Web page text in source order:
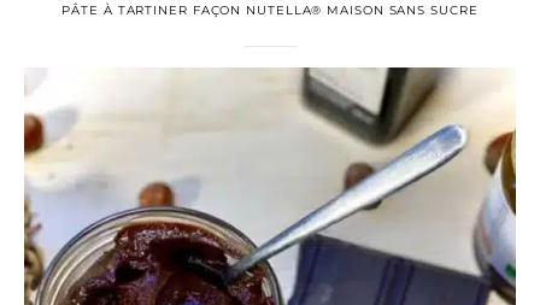
PÂTE À TARTINER FAÇON NUTELLA® MAISON SANS SUCRE